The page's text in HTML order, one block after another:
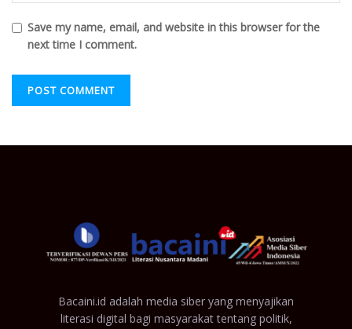
Save my name, email, and website in this browser for the
next time I comment.
Bacaini.id adalah media siber yang menyajikan
literasi digital bagi masyarakat tentang politik,